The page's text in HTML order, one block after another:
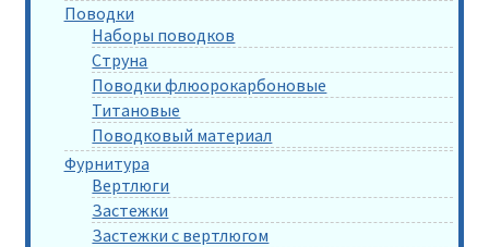
Поводки
Наборы поводков
Струна
Поводки флюорокарбоновые
Титановые
Поводковый материал
Фурнитура
Вертлюги
Застежки
Застежки с вертлюгом